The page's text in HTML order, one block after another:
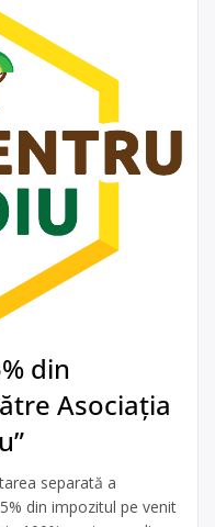
din
Asociația
separată a
din impozitul pe venit